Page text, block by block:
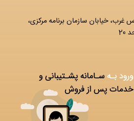
غرب، خیابان سازمان برنامه مرکزی،